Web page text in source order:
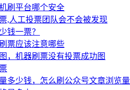
刷平台哪个安全
,人工投票团队会不会被发现
钱一票？
票应该注意哪些
，机器刷票没有投票成功图
多少钱，怎么刷公众号文章浏览量